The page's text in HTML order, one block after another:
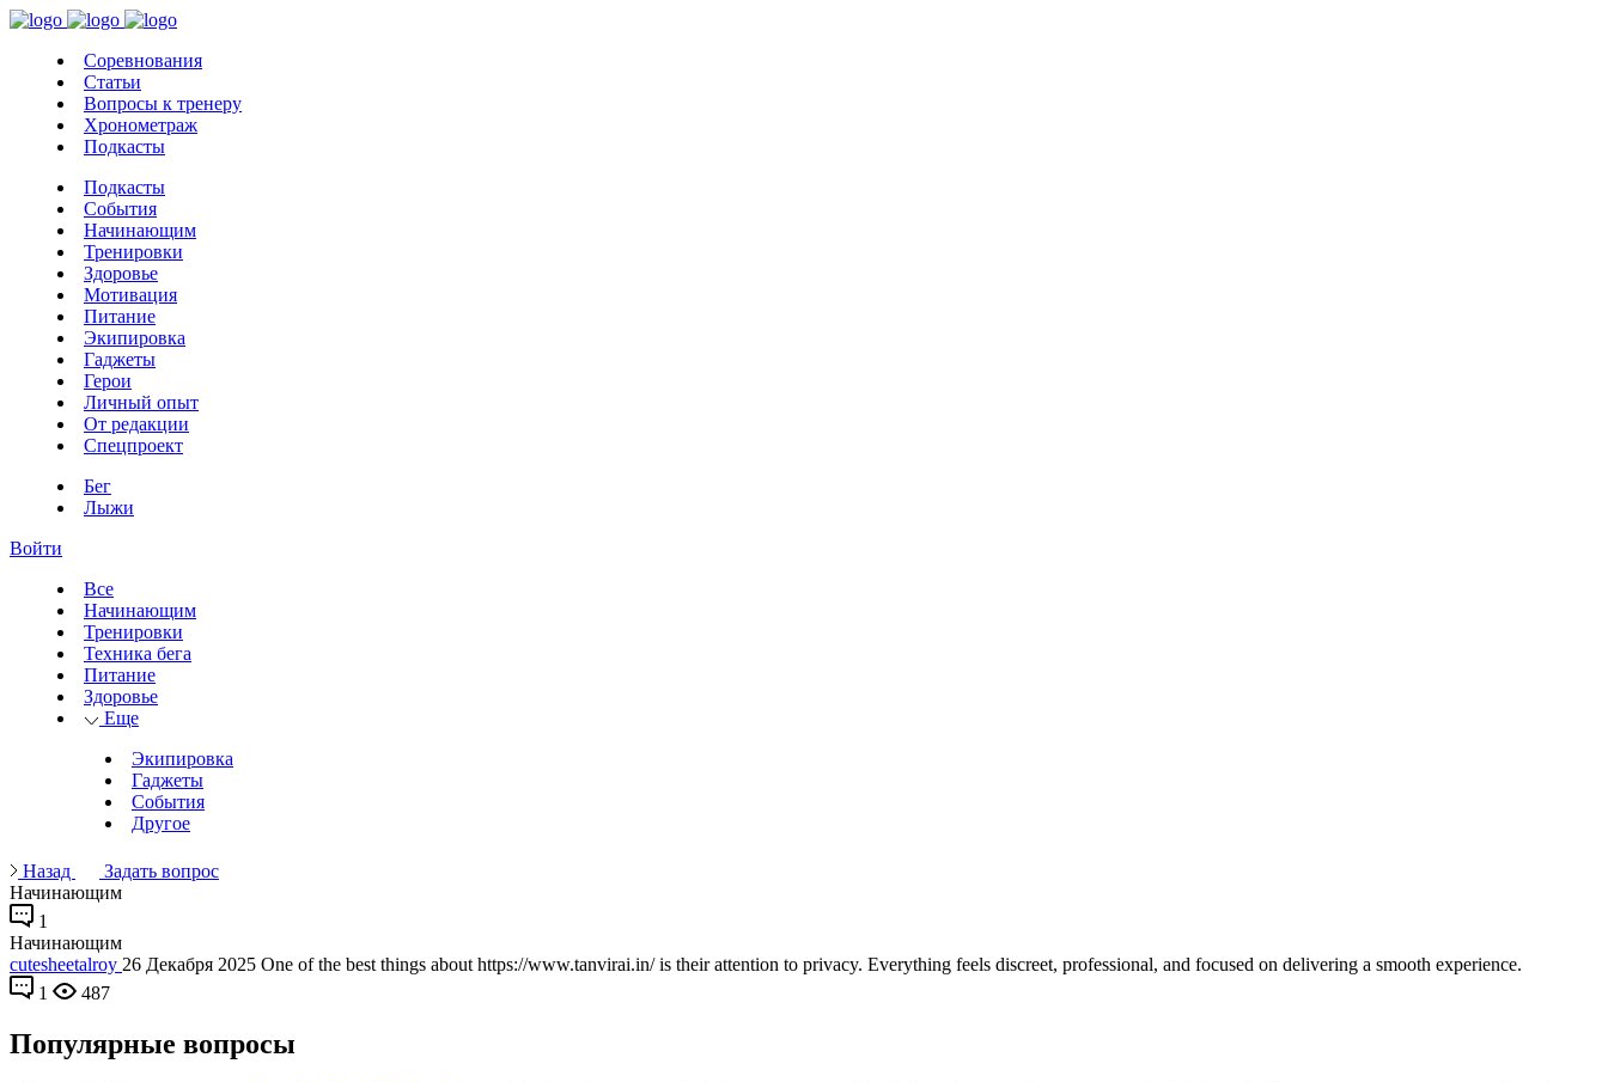
Соревнования
Статьи
Вопросы к тренеру
Хронометраж
Подкасты
Подкасты
События
Начинающим
Тренировки
Здоровье
Мотивация
Питание
Экипировка
Гаджеты
Герои
Личный опыт
От редакции
Спецпроект
Бег
Лыжи
Войти
Все
Начинающим
Тренировки
Техника бега
Питание
Здоровье
Еще
Экипировка
Гаджеты
События
Другое
Назад
Задать вопрос
Начинающим
1
Начинающим
cutesheetalroy 26 Декабря 2025 One of the best things about https://www.tanvirai.in/ is their attention to privacy. Everything feels discreet, professional, and focused on delivering a smooth experience.
1
487
Популярные вопросы